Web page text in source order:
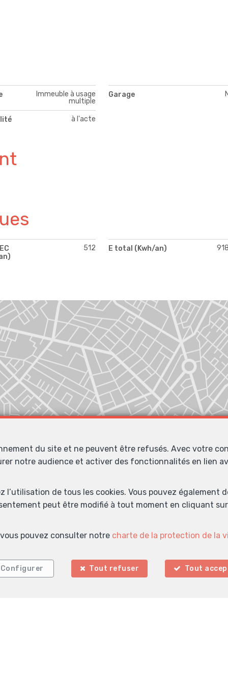
Immeuble à usage
multiple
Garage
à l'acte
512 E total (Kwh/an)
du site et ne peuvent être refusés. Avec votre
notre audience et activer des fonctionnalités en lien
de tous les cookies. Vous pouvez également
peut être modifié à tout moment en cliquant
pouvez consulter notre charte de la protection de la
Configurer Tout refuser Tout